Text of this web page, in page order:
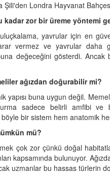
Şili'den Londra Hayvanat
kadar zor bir üreme yöntemi
yavrular için en
vermez ve yavrular
değeceğini gösterdi.
ağızdan doğurabilir mi?
yapısı buna uygun değil.
sadece belirli amfibi
bir sistem hem anatomik
mü?
çok zor çünkü doğal
kapsamında bulunuyor.
uzmanlar bu hassas türlerin